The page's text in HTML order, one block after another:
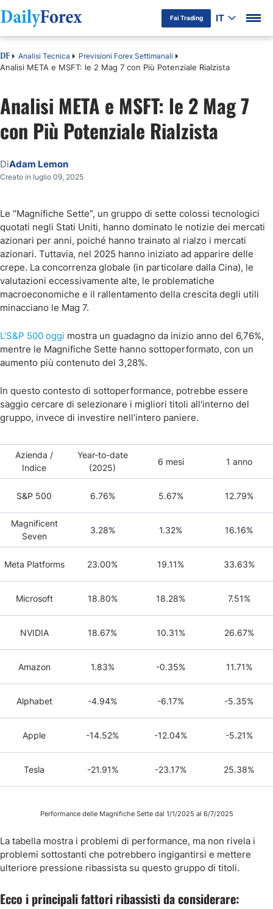
Fai Trading IT
DF Analisi Tecnica Previsioni Forex Settimanali
Analisi META e MSFT: le 2 Mag 7 con Più Potenziale Rialzista
Analisi META e MSFT: le 2 Mag 7
con Più Potenziale Rialzista
DiAdam Lemon
Creato in luglio 09, 2025
Le “Magnifiche Sette”, un gruppo di sette colossi tecnologici
quotati negli Stati Uniti, hanno dominato le notizie dei mercati
azionari per anni, poiché hanno trainato al rialzo i mercati
azionari. Tuttavia, nel 2025 hanno iniziato ad apparire delle
crepe. La concorrenza globale (in particolare dalla Cina), le
valutazioni eccessivamente alte, le problematiche
macroeconomiche e il rallentamento della crescita degli utili
minacciano le Mag 7.
L’S&P 500 oggi mostra un guadagno da inizio anno del 6,76%,
mentre le Magnifiche Sette hanno sottoperformato, con un
aumento più contenuto del 3,28%.
In questo contesto di sottoperformance, potrebbe essere
saggio cercare di selezionare i migliori titoli all'interno del
gruppo, invece di investire nell’intero paniere.
Azienda /
Indice
Year-to-date
(2025)
6 mesi 1 anno
S&P 500 6.76% 5.67% 12.79%
Magnificent
Seven
3.28% 1.32% 16.16%
Meta Platforms 23.00% 19.11% 33.63%
Microsoft 18.80% 18.28% 7.51%
NVIDIA 18.67% 10.31% 26.67%
Amazon 1.83% -0.35% 11.71%
Alphabet -4.94% -6.17% -5.35%
Apple -14.52% -12.04% -5.21%
Tesla -21.91% -23.17% 25.38%
Performance delle Magnifiche Sette dal 1/1/2025 al 6/7/2025
La tabella mostra i problemi di performance, ma non rivela i
problemi sottostanti che potrebbero ingigantirsi e mettere
ulteriore pressione ribassista su questo gruppo di titoli.
Ecco i principali fattori ribassisti da considerare: